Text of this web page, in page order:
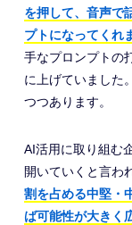
を押して、音声で
プトになってくれ
手なプロンプトの
に上げていました
つつあります。
AI活用に取り組む
開いていくと言わ
割を占める中堅・
ば可能性が大きく